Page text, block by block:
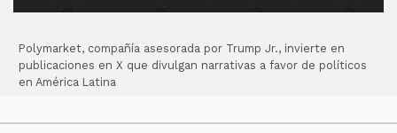
Polymarket, compañía asesorada por Trump Jr., invierte en
publicaciones en X que divulgan narrativas a favor de políticos
en América Latina